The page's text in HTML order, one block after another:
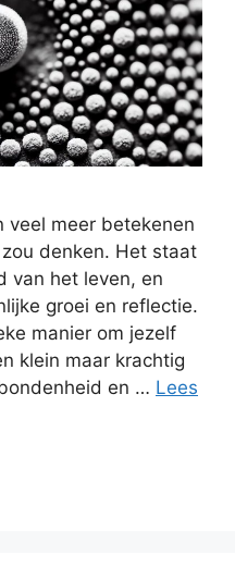
veel meer betekenen
denken. Het staat
van het leven, en
groei en reflectie.
manier om jezelf
klein maar krachtig
en … Lees